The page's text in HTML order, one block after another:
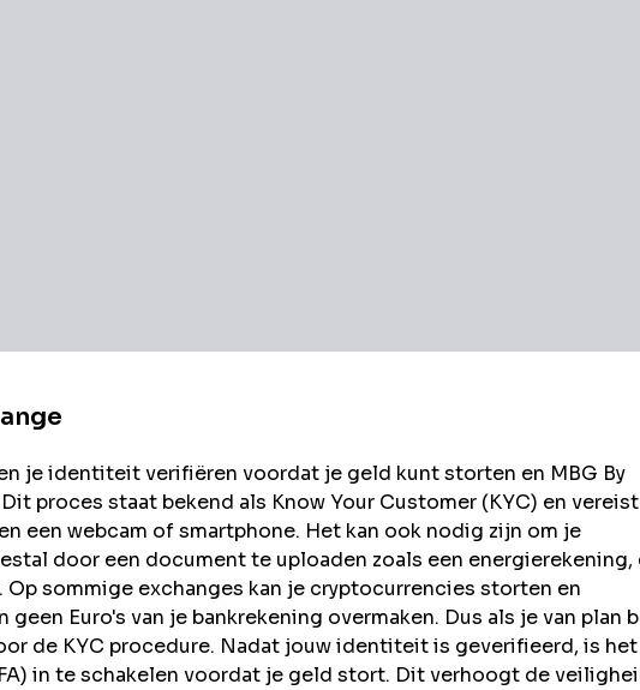
je identiteit verifiëren voordat je geld kunt storten en MBG By
proces staat bekend als Know Your Customer (KYC) en vereist
een webcam of smartphone. Het kan ook nodig zijn om je
door een document te uploaden zoals een energierekening,
sommige exchanges kan je cryptocurrencies storten en
geen Euro's van je bankrekening overmaken. Dus als je van plan
de KYC procedure. Nadat jouw identiteit is geverifieerd, is het
in te schakelen voordat je geld stort. Dit verhoogt de